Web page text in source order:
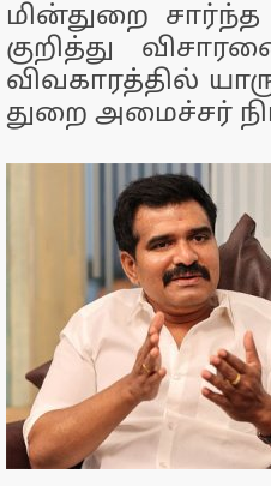
மின்துறை சார்ந்த
குறித்து
விவகாரத்தில்
துறை அமைச்சர்